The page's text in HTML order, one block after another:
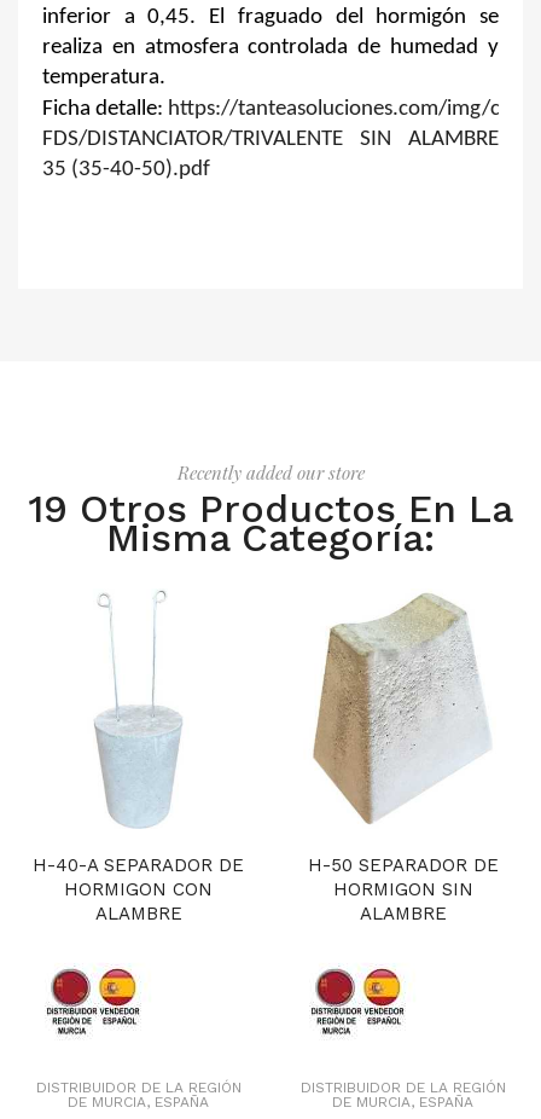
inferior a 0,45. El fraguado del hormigón se
realiza en atmosfera controlada de humedad y
temperatura.
Ficha detalle: https://tanteasoluciones.com/img/cms/
FDS/DISTANCIATOR/TRIVALENTE SIN ALAMBRE
35 (35-40-50).pdf
Recently added our store
19 Otros Productos En La
Misma Categoría:
H-40-A SEPARADOR DE
HORMIGON CON
ALAMBRE
DISTRIBUIDOR DE LA REGIÓN
DE MURCIA, ESPAÑA
H-50 SEPARADOR DE
HORMIGON SIN
ALAMBRE
DISTRIBUIDOR DE LA REGIÓN
DE MURCIA, ESPAÑA